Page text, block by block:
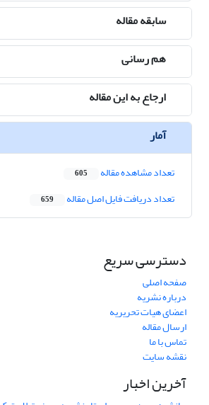
سابقه مقاله
هم رسانی
ارجاع به این مقاله
آمار
تعداد مشاهده مقاله 605
تعداد دریافت فایل اصل مقاله 659
دسترسی سریع
صفحه اصلی
درباره نشریه
اعضای هیات تحریریه
ارسال مقاله
تماس با ما
نقشه سایت
آخرین اخبار